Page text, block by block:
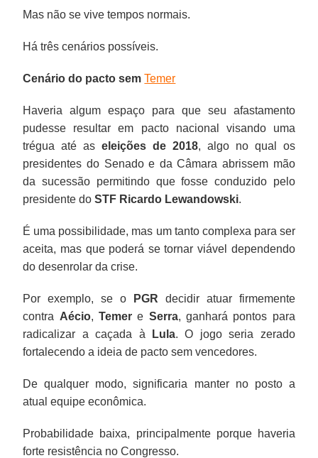
Mas não se vive tempos normais.
Há três cenários possíveis.
Cenário do pacto semTemer
Haveria algum espaço para que seu afastamento
pudesse resultar em pacto nacional visando uma
trégua até aseleições de 2018, algo no qual os
presidentes do Senado e da Câmara abrissem mão
da sucessão permitindo que fosse conduzido pelo
presidente doSTF Ricardo Lewandowski.
É uma possibilidade, mas um tanto complexa para ser
aceita, mas que poderá se tornar viável dependendo
do desenrolar da crise.
Por exemplo, se o PGR decidir atuar firmemente
contra Aécio,Temer e Serra, ganhará pontos para
radicalizar a caçada à
Lula. O jogo seria zerado
fortalecendo a ideia de pacto sem vencedores.
De qualquer modo, significaria manter no posto a
atual equipe econômica.
Probabilidade baixa, principalmente porque haveria
forte resistência no Congresso.